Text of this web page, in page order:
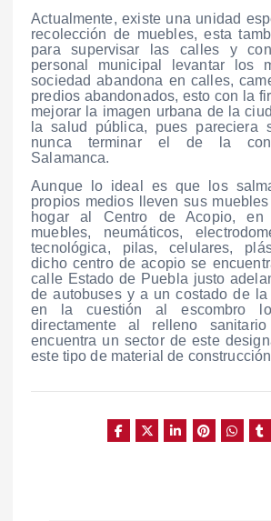
Actualmente, existe una unidad
recolección de muebles, esta
para supervisar las calles y
personal municipal levantar los
sociedad abandona en calles,
predios abandonados, esto con la
mejorar la imagen urbana de la
la salud pública, pues pareciera
nunca terminar el de la
Salamanca.
Aunque lo ideal es que los
propios medios lleven sus
hogar al Centro de Acopio, en
muebles, neumáticos,
tecnológica, pilas, celulares,
dicho centro de acopio se
calle Estado de Puebla justo
de autobuses y a un costado de
en la cuestión al escombro
directamente al relleno
encuentra un sector de este
este tipo de material de